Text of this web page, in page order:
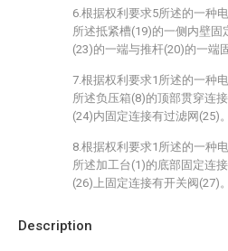
Description
6.根据权利要求5所述的一种
所述抵紧槽(19)的一侧内壁
(23)的一端与推杆(20)的一端
7.根据权利要求1所述的一种
所述负压箱(8)的顶部贯穿连
(24)内固定连接有过滤网(25)。
8.根据权利要求1所述的一种
所述加工台(1)的底部固定连
(26)上固定连接有开关阀(27)。